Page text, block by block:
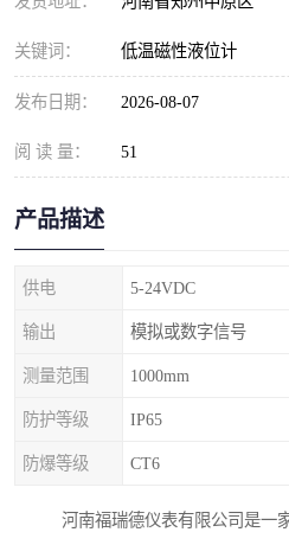
关键词： 低温磁性液位计
发布日期： 2026-08-07
阅 读 量： 51
产品描述
供电 5-24VDC
输出 模拟或数字信号
测量范围 1000mm
防护等级 IP65
防爆等级 CT6
河南福瑞德仪表有限公司是一